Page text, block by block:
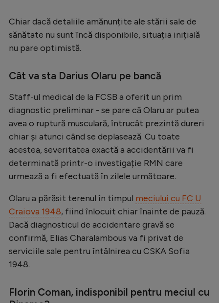
Clasamente
Tenis
Handbal
Natație
Formula 1
Gimnastică
Auto
Ciclism
Alte sporturi
JO 2024
JO 2026
Chiar dacă detaliile amănunțite ale stării sale de
sănătate nu sunt încă disponibile, situația inițială
nu pare optimistă.
Cât va sta Darius Olaru pe bancă
Staff-ul medical de la FCSB a oferit un prim
diagnostic preliminar - se pare că Olaru ar putea
avea o ruptură musculară, întrucât prezintă dureri
chiar și atunci când se deplasează. Cu toate
acestea, severitatea exactă a accidentării va fi
determinată printr-o investigație RMN care
urmează a fi efectuată în zilele următoare.
Olaru a părăsit terenul în timpul meciului cu FC U
Craiova 1948, fiind înlocuit chiar înainte de pauză.
Dacă diagnosticul de accidentare gravă se
confirmă, Elias Charalambous va fi privat de
serviciile sale pentru întâlnirea cu CSKA Sofia
1948.
Florin Coman, indisponibil pentru meciul cu